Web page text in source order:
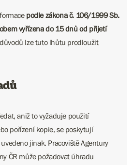
podle zákona č. 106/1999 Sb.
vyřízena do 15 dnů od přijetí
lze tuto lhůtu prodloužit
aniž to vyžaduje použití
pořízení kopie, se poskytují
jinak. Pracoviště Agentury
ČR může požadovat úhradu